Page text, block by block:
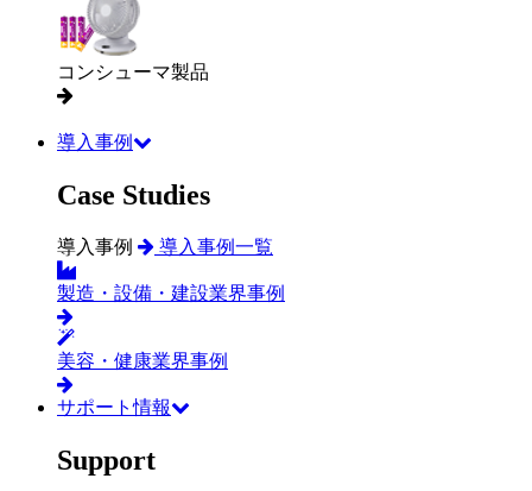
コンシューマ製品
導入事例
Case Studies
導入事例 導入事例一覧
製造・設備・建設業界事例
美容・健康業界事例
サポート情報
Support